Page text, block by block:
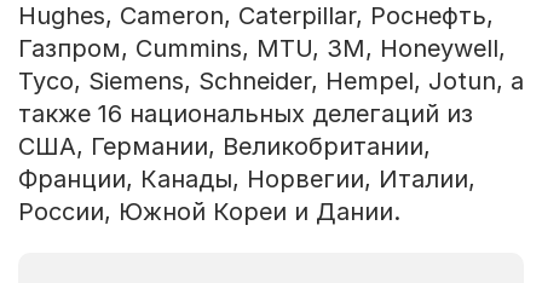
Hughes, Cameron, Caterpillar, Роснефть,
Газпром, Cummins, MTU, 3M, Honeywell,
Tyco, Siemens, Schneider, Hempel, Jotun, а
также 16 национальных делегаций из
США, Германии, Великобритании,
Франции, Канады, Норвегии, Италии,
России, Южной Кореи и Дании.